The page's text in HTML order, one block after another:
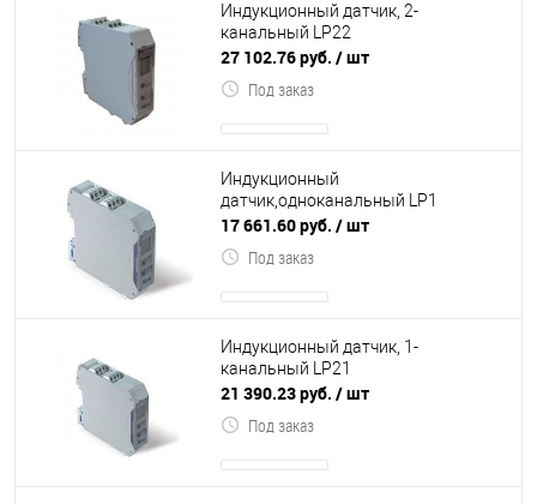
Индукционный датчик, 2-
канальный LP22
27 102.76 руб. / шт
Под заказ
Индукционный
датчик,одноканальный LP1
17 661.60 руб. / шт
Под заказ
Индукционный датчик, 1-
канальный LP21
21 390.23 руб. / шт
Под заказ